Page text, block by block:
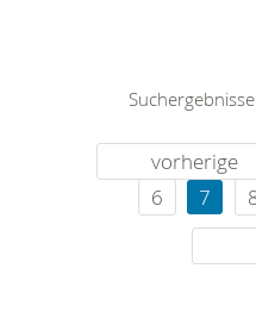
vorherige
6
7